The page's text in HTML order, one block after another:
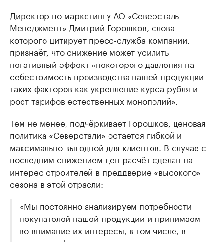
Директор по маркетингу АО «Северсталь
Менеджмент» Дмитрий Горошков, слова
которого цитирует пресс-служба компании,
признаёт, что снижение может усилить
негативный эффект «некоторого давления на
себестоимость производства нашей продукции
таких факторов как укрепление курса рубля и
рост тарифов естественных монополий».
Тем не менее, подчёркивает Горошков, ценовая
политика «Северстали» остается гибкой и
максимально выгодной для клиентов. В случае с
последним снижением цен расчёт сделан на
интерес строителей в преддверие «высокого»
сезона в этой отрасли:
«Мы постоянно анализируем потребности
покупателей нашей продукции и принимаем
во внимание их интересы, в том числе, в